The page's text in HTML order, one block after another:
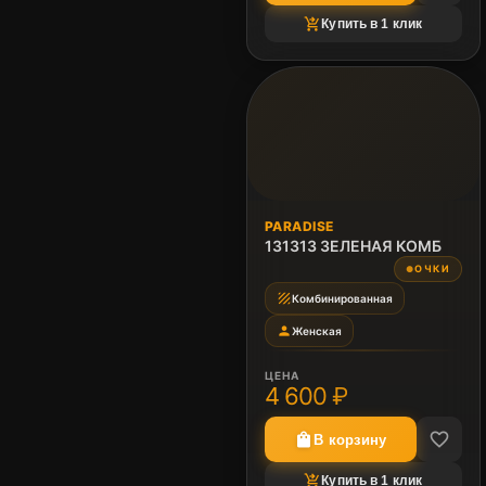
shopping_cart_checkoutКупить в 1 клик
PARADISE
131313 ЗЕЛЕНАЯ КОМБ
●ОЧКИ
textureКомбинированная
personЖенская
ЦЕНА
4 600 ₽
shopping_bagВ корзину favorite_border
shopping_cart_checkoutКупить в 1 клик